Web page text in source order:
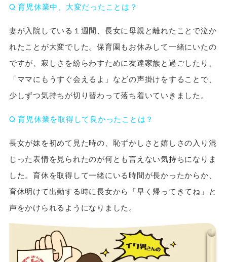
Q 育児休業中、大変だったことは？
妻が入院している１週間、長女に母親と離れたことで泣か
れたことが大変でした。保育園もお休みして一緒にいたの
ですが、寂しさを紛らわすために友達家族と過ごしたり、
「ママにもうすぐ会えるよ」などの声掛けをすることで、
少しずつ気持ちが切り替わって落ち着いていきました。
Q 育児休業を取得して良かったことは？
長女が妹を初めて見た時の、恥ずかしさと嬉しさの入り混
じった表情を見られたのが何とも言えない気持ちになりま
した。育休を取得して一緒にいる時間が長かったからか、
育休明けて出勤する時に長女から「早く帰ってきてね」と
声をかけられるようになりました。